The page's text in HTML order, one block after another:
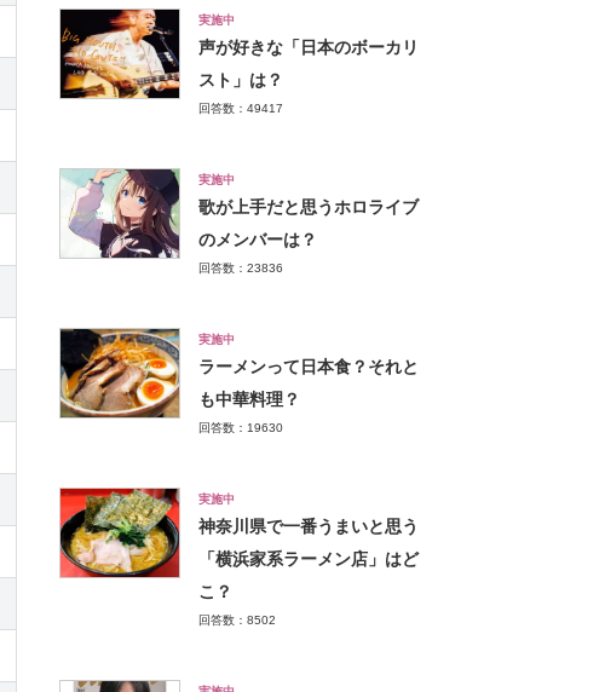
実施中
声が好きな「日本のボーカリ
スト」は？
回答数：49417
実施中
歌が上手だと思うホロライブ
のメンバーは？
回答数：23836
実施中
ラーメンって日本食？それと
も中華料理？
回答数：19630
実施中
神奈川県で一番うまいと思う
「横浜家系ラーメン店」はど
こ？
回答数：8502